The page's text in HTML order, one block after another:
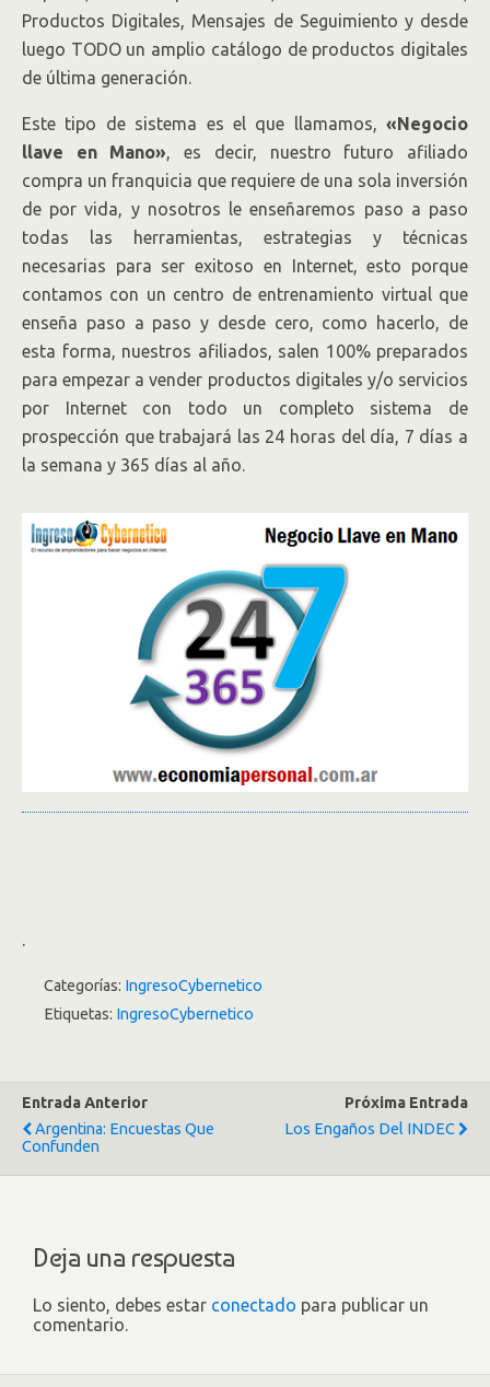
Productos Digitales, Mensajes de Seguimiento y desde
luego TODO un amplio catálogo de productos digitales
de última generación.
Este tipo de sistema es el que llamamos, «Negocio
llave en Mano», es decir, nuestro futuro afiliado
compra un franquicia que requiere de una sola inversión
de por vida, y nosotros le enseñaremos paso a paso
todas las herramientas, estrategias y técnicas
necesarias para ser exitoso en Internet, esto porque
contamos con un centro de entrenamiento virtual que
enseña paso a paso y desde cero, como hacerlo, de
esta forma, nuestros afiliados, salen 100% preparados
para empezar a vender productos digitales y/o servicios
por Internet con todo un completo sistema de
prospección que trabajará las 24 horas del día, 7 días a
la semana y 365 días al año.
.
Categorías: IngresoCybernetico
Etiquetas: IngresoCybernetico
Entrada Anterior
Argentina: Encuestas Que
Confunden
Próxima Entrada
Los Engaños Del INDEC
Deja una respuesta
Lo siento, debes estar conectado para publicar un
comentario.